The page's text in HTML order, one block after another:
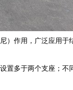
）作用，广泛应用于
置多于两个支座；不